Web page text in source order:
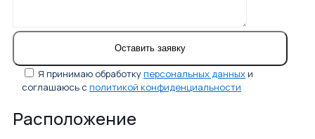
Я принимаю обработкуперсональных данных и
соглашаюсь с политикой конфиденциальности
Расположение